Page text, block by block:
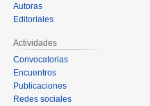
Autoras
Editoriales
Actividades
Convocatorias
Encuentros
Publicaciones
Redes sociales